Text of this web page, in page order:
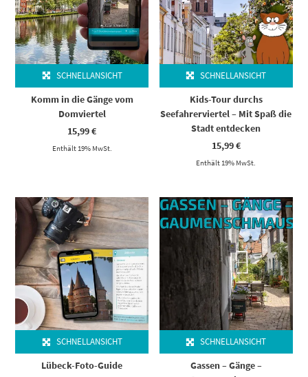
SCHNELLANSICHT
Komm in die Gänge vom
Domviertel
15,99€
Enthält 19% MwSt.
SCHNELLANSICHT
Kids-Tour durchs
Seefahrerviertel – Mit Spaß die
Stadt entdecken
15,99€
Enthält 19% MwSt.
SCHNELLANSICHT
Lübeck-Foto-Guide
SCHNELLANSICHT
Gassen – Gänge –